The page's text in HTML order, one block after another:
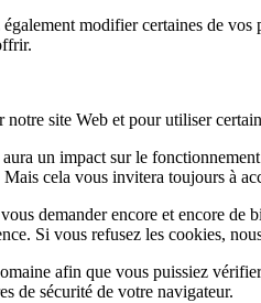
modifier certaines de
site Web et pour utiliser
un impact sur le
cela vous invitera toujours à
demander encore et encore
Si vous refusez les cookies,
afin que vous puissiez
de sécurité de votre navigateur.